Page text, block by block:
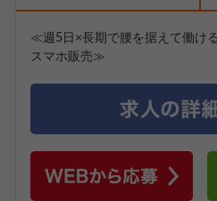
≪週5日×長期で腰を据えて働け
スマホ販売≫